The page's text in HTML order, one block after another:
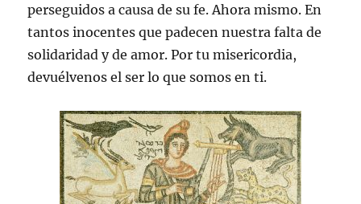
perseguidos a causa de su fe. Ahora mismo. En
tantos inocentes que padecen nuestra falta de
solidaridad y de amor. Por tu misericordia,
devuélvenos el ser lo que somos en ti.